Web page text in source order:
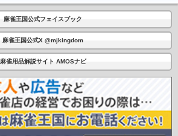
麻雀王国公式フェイスブック
麻雀王国公式X @mjkingdom
麻雀用品解説サイト AMOSナビ